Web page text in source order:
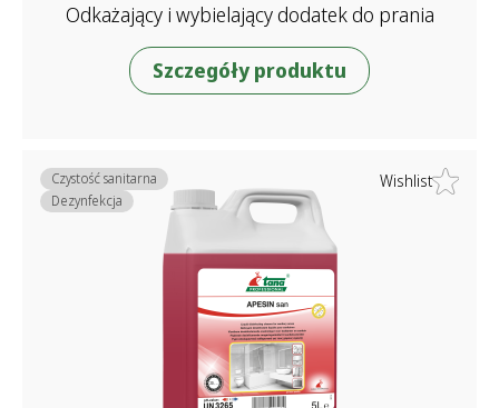
Odkażający i wybielający dodatek do prania
Szczegóły produktu
Wishlist
Czystość sanitarna
Dezynfekcja